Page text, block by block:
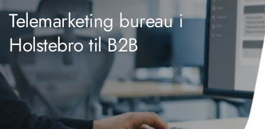
Telemarketing bureau i
Holstebro til B2B